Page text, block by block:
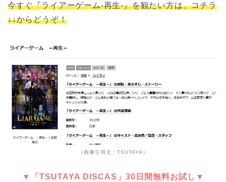
今すぐ『ライアーゲーム-再生-』を観たい方は、コチラ
↓↓からどうぞ！
（画像引用元：TSUTAYA）
▼「TSUTAYA DISCAS」30日間無料お試し▼